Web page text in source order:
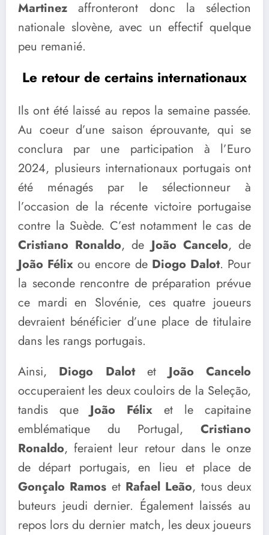
Martinez affronteront donc la sélection
nationale slovène, avec un effectif quelque
peu remanié.
Le retour de certains internationaux
Ils ont été laissé au repos la semaine passée.
Au coeur d’une saison éprouvante, qui se
conclura par une participation à l’Euro
2024, plusieurs internationaux portugais ont
été ménagés par le sélectionneur à
l’occasion de la récente victoire portugaise
contre la Suède. C’est notamment le cas de
Cristiano Ronaldo, deJoão Cancelo, de
João Félix ou encore de Diogo Dalot. Pour
la seconde rencontre de préparation prévue
ce mardi en Slovénie, ces quatre joueurs
devraient bénéficier d’une place de titulaire
dans les rangs portugais.
Ainsi, Diogo DalotetJoão Cancelo
occuperaient les deux couloirs de la Seleção,
tandis queJoão Félix et le capitaine
emblématique du Portugal, Cristiano
Ronaldo, feraient leur retour dans le onze
de départ portugais, en lieu et place de
Gonçalo Ramos et Rafael Leão, tous deux
buteurs jeudi dernier. Également laissés au
repos lors du dernier match, les deux joueurs